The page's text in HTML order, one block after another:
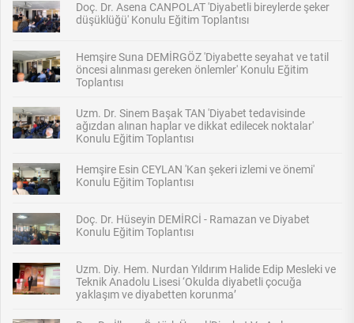
Doç. Dr. Asena CANPOLAT 'Diyabetli bireylerde şeker
düşüklüğü' Konulu Eğitim Toplantısı
Hemşire Suna DEMİRGÖZ 'Diyabette seyahat ve tatil
öncesi alınması gereken önlemler' Konulu Eğitim
Toplantısı
Uzm. Dr. Sinem Başak TAN 'Diyabet tedavisinde
ağızdan alınan haplar ve dikkat edilecek noktalar'
Konulu Eğitim Toplantısı
Hemşire Esin CEYLAN 'Kan şekeri izlemi ve önemi'
Konulu Eğitim Toplantısı
Doç. Dr. Hüseyin DEMİRCİ - Ramazan ve Diyabet
Konulu Eğitim Toplantısı
Uzm. Diy. Hem. Nurdan Yıldırım Halide Edip Mesleki ve
Teknik Anadolu Lisesi ‘Okulda diyabetli çocuğa
yaklaşım ve diyabetten korunma’